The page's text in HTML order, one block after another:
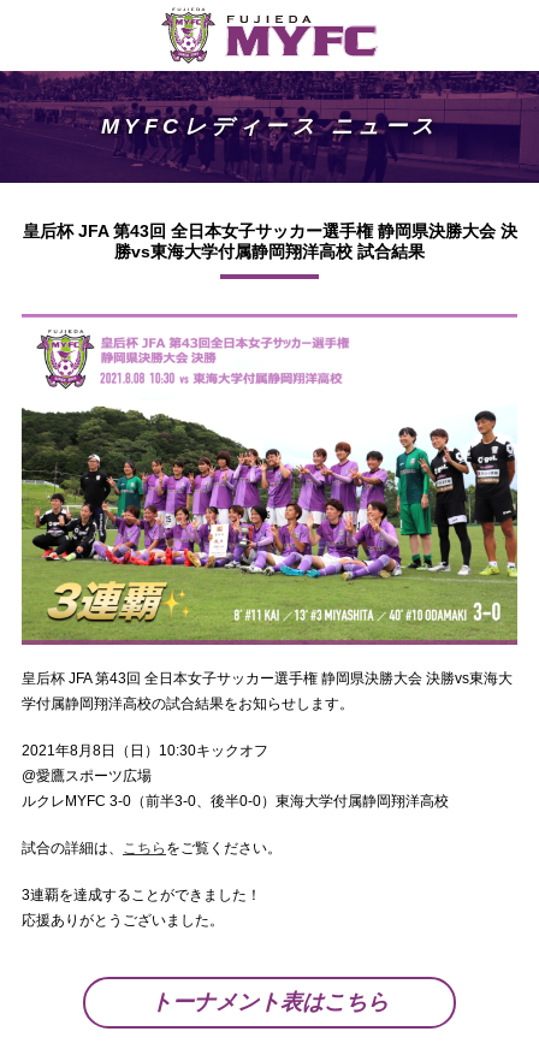
MYFCレディース ニュース
皇后杯 JFA 第43回 全日本女子サッカー選手権 静岡県決勝大会 決
勝vs東海大学付属静岡翔洋高校 試合結果
皇后杯 JFA 第43回 全日本女子サッカー選手権 静岡県決勝大会 決勝vs東海大
学付属静岡翔洋高校の試合結果をお知らせします。
2021年8月8日（日）10:30キックオフ
@愛鷹スポーツ広場
ルクレMYFC 3-0（前半3-0、後半0-0）東海大学付属静岡翔洋高校
試合の詳細は、 こちら をご覧ください。
3連覇を達成することができました！
応援ありがとうございました。
トーナメント表はこちら